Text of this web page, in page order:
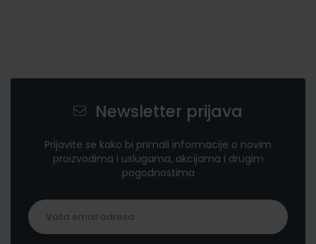
Newsletter prijava
Prijavite se kako bi primali informacije o novim
proizvodima i uslugama, akcijama i drugim
pogodnostima